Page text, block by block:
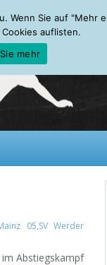
05,SV Werder
Abstiegskampf
Sie auf
auflisten.
mehr